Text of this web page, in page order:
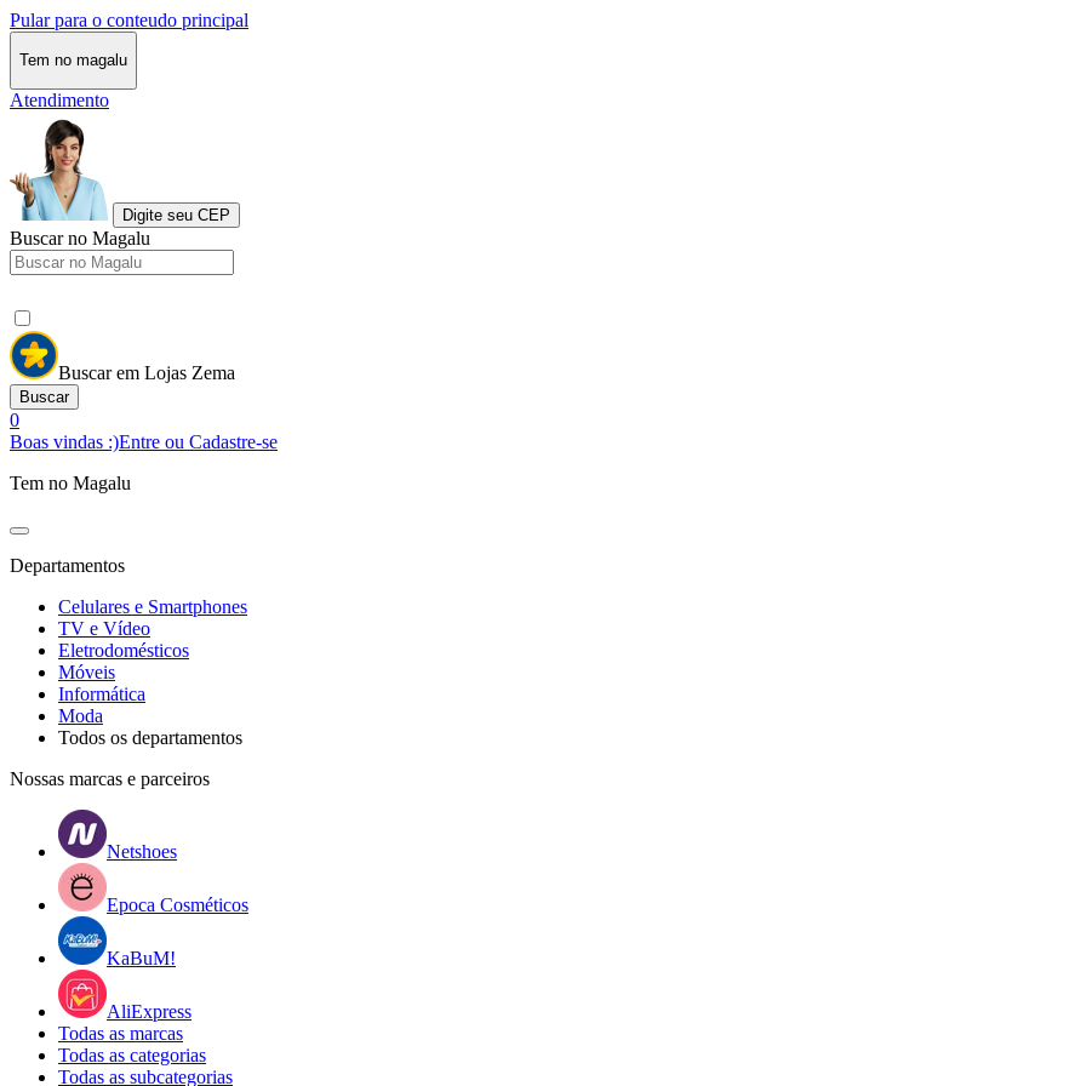
Pular para o conteudo principal
Tem no magalu
Atendimento
Digite seu CEP
Buscar no Magalu
Buscar em Lojas Zema
Buscar
0
Boas vindas :)Entre ou Cadastre-se
Tem no Magalu
Departamentos
Celulares e Smartphones
TV e Vídeo
Eletrodomésticos
Móveis
Informática
Moda
Todos os departamentos
Nossas marcas e parceiros
Netshoes
Epoca Cosméticos
KaBuM!
AliExpress
Todas as marcas
Todas as categorias
Todas as subcategorias